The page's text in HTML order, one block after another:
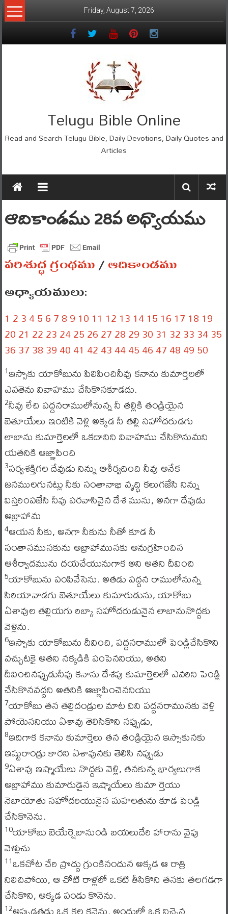
Skip
to
Friday, August 7, 2026
Telugu Bible Online
Read and Search Telugu Bible, Daily Devotions, Daily Quotes and
Articles
ఆదికాండము 28వ అధ్యాయము
పరిశుద్ధ గ్రంథము/ఆదికాండము
అధ్యాయములు:
1 23456789 10 11 12 13 1415 16 17 18 19
2021 22232425262728293031 32333435
363738394041 424344454647484950
1ఇస్సాకు యాకోబును పిలిపించినీవు కనాను కుమార్తెలలో
ఎవతెను వివాహము చేసికొనకూడదు.
2నీవు లేచి పద్దనరాములోనున్న నీ తల్లికి తండ్రియైన
బెతూయేలు ఇంటికి వెళ్లి అక్కడ నీ తల్లి సహోదరుడగు
లాబాను కుమార్తెలలో ఒకదానిని వివాహము చేసికొనుమని
యతనికి ఆజ్ఞాపించి
3సర్వశక్తిగల దేవుడు నిన్ను ఆశీర్వదించి నీవు అనేక
జనములగునట్లు నీకు సంతానాభి వృద్ధి కలుగజేసి నిన్ను
విస్తరింపజేసి నీవు పరవాసివైన దేశ మును, అనగా దేవుడు
అబ్రాహామ
4ఆయన నీకు, అనగా నీకును నీతో కూడ నీ
సంతానమునకును అబ్రాహామునకు అనుగ్రహించిన
ఆశీర్వాదమును దయచేయునుగాక అని అతని దీవించి
5యాకోబును పంపివేసెను. అతడు పద్దన రాములోనున్న
సిరియావాడగు బెతూయేలు కుమారుడును, యాకోబు
ఏశావుల తల్లియగు రిబ్కా సహోదరుడునైన లాబానునొద్దకు
వెళ్లెను.
6ఇస్సాకు యాకోబును దీవించి, పద్దనరాములో పెండ్లిచేసికొని
వచ్చుటకై అతని నక్కడికి పంపెననియు, అతని
దీవించినప్పుడునీవు కనాను దేశపు కుమార్తెలలో ఎవరిని పెండ్లి
చేసికొనవద్దని అతనికి ఆజ్ఞాపించెననియు
7యాకోబు తన తల్లిదండ్రుల మాట విని పద్దనరామునకు వెళ్లి
పోయెననియు ఏశావు తెలిసికొని నప్పుడు,
8ఇదిగాక కనాను కుమార్తెలు తన తండ్రియైన ఇస్సాకునకు
ఇష్టురాండ్రు కారని ఏశావునకు తెలిసి నప్పుడు
9ఏశావు ఇష్మాయేలు నొద్దకు వెళ్లి, తనకున్న భార్యలుగాక
అబ్రాహాము కుమారుడైన ఇష్మాయేలు కుమా ర్తెయు
నెబాయోతు సహోదరియునైన మహలతును కూడ పెండ్లి
చేసికొనెను.
10యాకోబు బెయేర్షెబానుండి బయలుదేరి హారాను వైపు
వెళ్లుచు
11ఒకచోట చేరి ప్రొద్దు గ్రుంకినందున అక్కడ ఆ రాత్రి
నిలిచిపోయి, ఆ చోటి రాళ్లలో ఒకటి తీసికొని తనకు తలగడగా
చేసికొని, అక్కడ పండు కొనెను.
12